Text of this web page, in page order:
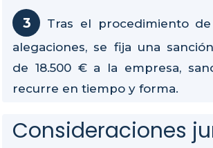
Tras el procedimiento
alegaciones, se fija una
de 18.500 € a la empresa,
recurre en tiempo y forma.
Consideraciones